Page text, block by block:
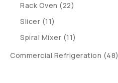
Rack Oven (22)
Slicer (11)
Spiral Mixer (11)
Commercial Refrigeration (48)